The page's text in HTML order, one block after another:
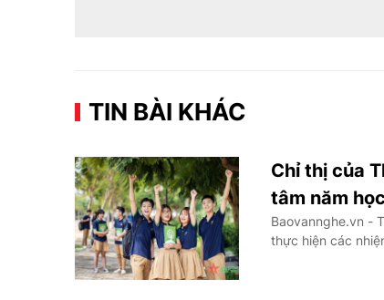
TIN BÀI KHÁC
Chỉ thị của
tâm năm
Baovannghe.vn -
thực hiện các